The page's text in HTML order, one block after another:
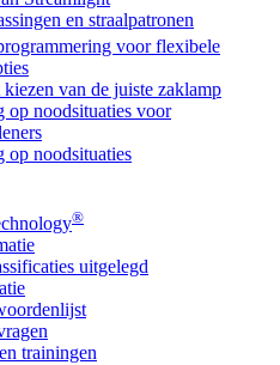
en straalpatronen
voor flexibele
van de juiste zaklamp
op noodsituaties voor
op noodsituaties
®
uitgelegd
trainingen